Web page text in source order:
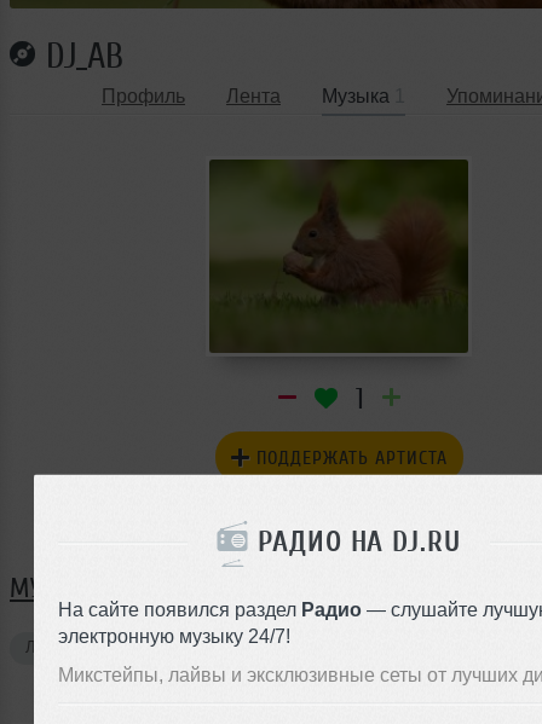
РАДИО НА DJ.RU
На сайте появился раздел Радио — слушайте
электронную музыку 24/7!
Микстейпы, лайвы и эксклюзивные сеты от лучших
DJ_AB
Профиль Лента Музыка
1
ПОДДЕРЖАТЬ АРТИСТА
ЛИЧНОЕ СООБЩЕНИЕ
МУЗЫКА DJ_AB
Лайвы 1